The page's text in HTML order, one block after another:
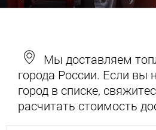
Мы доставляем
города России. Если вы
город в списке,
расчитать стоимость